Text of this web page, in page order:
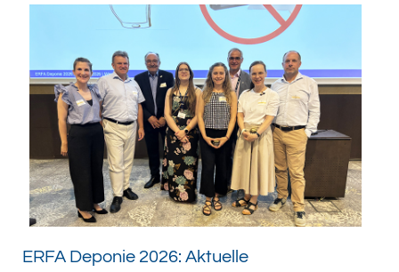
ERFA Deponie 2026: Aktuelle